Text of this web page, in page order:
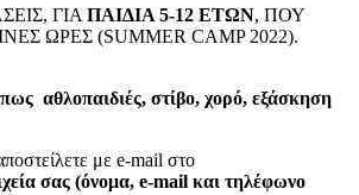
ΓΙΑ ΠΑΙΔΙΑ 5-12 ΕΤΩΝ, ΠΟΥ
(SUMMER CAMP 2022).
αθλοπαιδιές, στίβο, χορό, εξάσκηση
με e-mail στο
σας (όνομα, e-mail και τηλέφωνο